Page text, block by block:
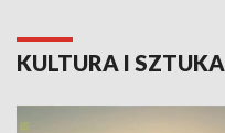
KULTURA I SZTUKA